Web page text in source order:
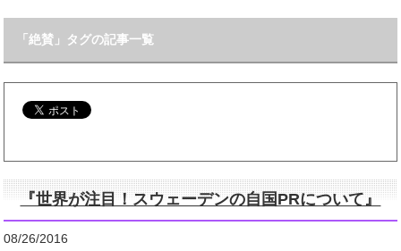
「絶賛」タグの記事一覧
『世界が注目！スウェーデンの自国PRについて』
08/26/2016